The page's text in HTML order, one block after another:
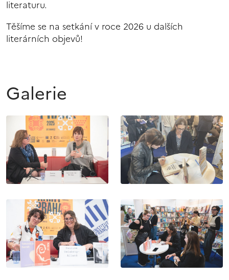
literaturu.
Těšíme se na setkání v roce 2026 u dalších
literárních objevů!
Galerie